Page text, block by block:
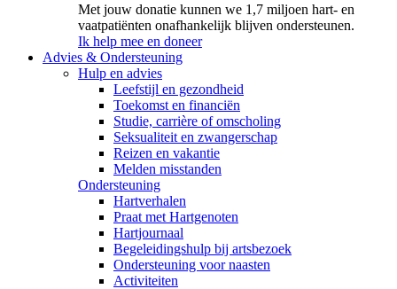
Met jouw donatie kunnen we 1,7 miljoen hart- en
vaatpatiënten onafhankelijk blijven ondersteunen.
Ik help mee en doneer
Advies & Ondersteuning
Hulp en advies
Leefstijl en gezondheid
Toekomst en financiën
Studie, carrière of omscholing
Seksualiteit en zwangerschap
Reizen en vakantie
Melden misstanden
Ondersteuning
Hartverhalen
Praat met Hartgenoten
Hartjournaal
Begeleidingshulp bij artsbezoek
Ondersteuning voor naasten
Activiteiten